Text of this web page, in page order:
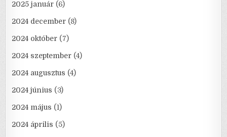
2025 január (6)
2024 december (8)
2024 október (7)
2024 szeptember (4)
2024 augusztus (4)
2024 június (3)
2024 május (1)
2024 április (5)